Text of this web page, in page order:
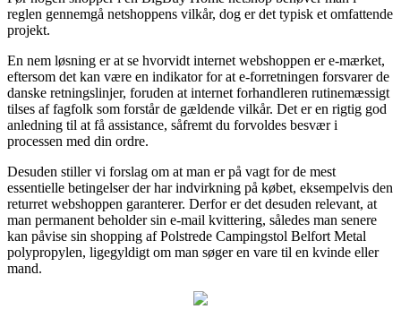
reglen gennemgå netshoppens vilkår, dog er det typisk et omfattende
projekt.
En nem løsning er at se hvorvidt internet webshoppen er e-mærket,
eftersom det kan være en indikator for at e-forretningen forsvarer de
danske retningslinjer, foruden at internet forhandleren rutinemæssigt
tilses af fagfolk som forstår de gældende vilkår. Det er en rigtig god
anledning til at få assistance, såfremt du forvoldes besvær i
processen med din ordre.
Desuden stiller vi forslag om at man er på vagt for de mest
essentielle betingelser der har indvirkning på købet, eksempelvis den
returret webshoppen garanterer. Derfor er det desuden relevant, at
man permanent beholder sin e-mail kvittering, således man senere
kan påvise sin shopping af Polstrede Campingstol Belfort Metal
polypropylen, ligegyldigt om man søger en vare til en kvinde eller
mand.